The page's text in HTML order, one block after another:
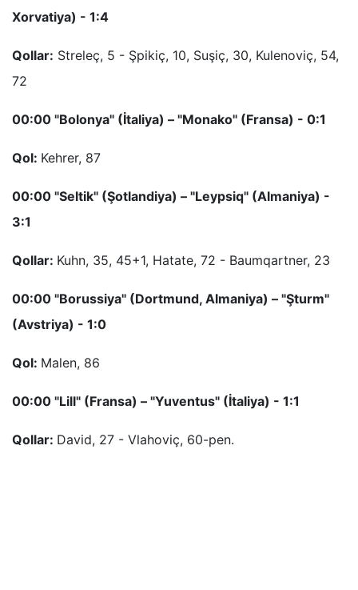
Xorvatiya) - 1:4
Qollar: Streleç, 5 - Şpikiç, 10, Suşiç, 30, Kulenoviç, 54,
72
00:00 "Bolonya" (İtaliya) – "Monako" (Fransa) - 0:1
Qol: Kehrer, 87
00:00 "Seltik" (Şotlandiya) – "Leypsiq" (Almaniya) -
3:1
Qollar: Kuhn, 35, 45+1, Hatate, 72 - Baumqartner, 23
00:00 "Borussiya" (Dortmund, Almaniya) – "Şturm"
(Avstriya) - 1:0
Qol: Malen, 86
00:00 "Lill" (Fransa) – "Yuventus" (İtaliya) - 1:1
Qollar: David, 27 - Vlahoviç, 60-pen.